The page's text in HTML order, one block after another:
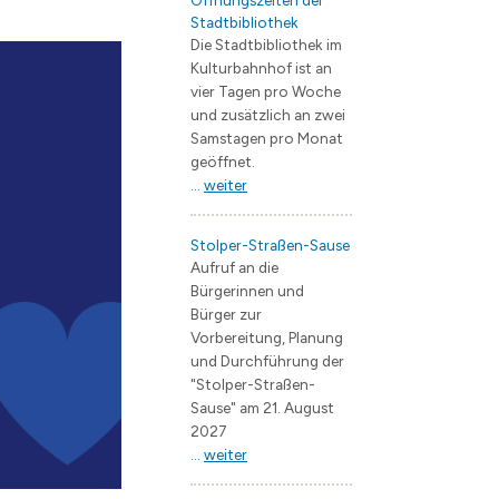
Jugendarbeit / Streetwork
Bergfelde
Janów Podlaski
Müllheim im Markgräflerland
Landschaftsplan
Lärmaktionsplan
Zentrumsentwicklung
Interkommunales
Quartierskonzept
EB Wohnungswirtschaft
Starkregengefährdungskarte
Branchenverzeichnis
Wirtschaftsförderung
Stadtbibliothek
Die Stadtbibliothek im
Kulturbahnhof ist an
vier Tagen pro Woche
und zusätzlich an zwei
Samstagen pro Monat
geöffnet.
weiter
Stolper-Straßen-Sause
Aufruf an die
Bürgerinnen und
Bürger zur
Vorbereitung, Planung
und Durchführung der
"Stolper-Straßen-
Sause" am 21. August
2027
weiter